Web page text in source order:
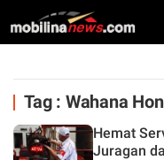
Tag : Wahana
Hemat
Juragan